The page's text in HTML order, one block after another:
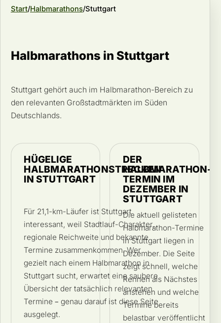
Start Halbmarathons Stuttgart
Halbmarathons in Stuttgart
Stuttgart gehört auch im Halbmarathon-Bereich zu
den relevanten Großstadtmärkten im Süden
Deutschlands.
HÜGELIGE
HALBMARATHONSTRECKEN
IN STUTTGART
Für 21,1-km-Läufer ist Stuttgart
interessant, weil Stadtlauf-Charakter,
regionale Reichweite und bekannte
Termine zusammenkommen. Wer
gezielt nach einem Halbmarathon in
Stuttgart sucht, erwartet eine saubere
Übersicht der tatsächlich relevanten
Termine – genau darauf ist diese Seite
ausgelegt.
DER
HALBMARATHON-
TERMIN IM
DEZEMBER IN
STUTTGART
Die aktuell gelisteten
Halbmarathon-Termine
in Stuttgart liegen in
Dezember. Die Seite
zeigt schnell, welche
Rennen als Nächstes
anstehen und welche
Termine bereits
belastbar veröffentlicht